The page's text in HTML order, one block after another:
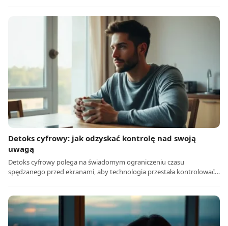
Detoks cyfrowy: jak odzyskać kontrolę nad swoją
uwagą
Detoks cyfrowy polega na świadomym ograniczeniu czasu
spędzanego przed ekranami, aby technologia przestała kontrolować…